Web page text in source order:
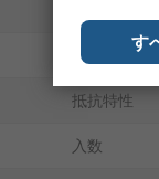
リード間隔
抵抗特性
入数
す